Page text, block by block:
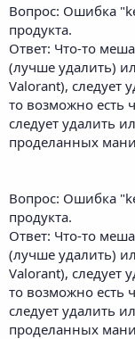
Вопрос: Ошибка
продукта.
Ответ: Что-то
(лучше удалить)
Valorant), следует
то возможно есть
следует удалить
проделанных
Вопрос: Ошибка
продукта.
Ответ: Что-то
(лучше удалить)
Valorant), следует
то возможно есть
следует удалить
проделанных